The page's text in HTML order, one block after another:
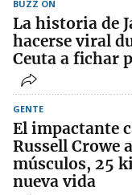
BUZZ ON
La historia de
hacerse viral
Ceuta a fichar
GENTE
El impactante
Russell Crowe
músculos, 25
nueva vida